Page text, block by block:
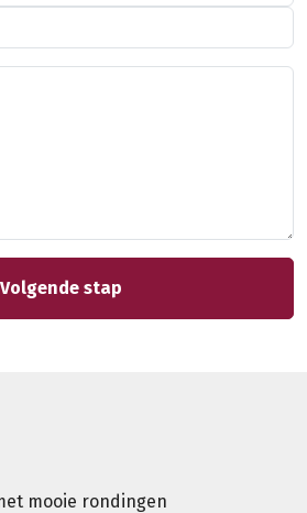
mooie rondingen